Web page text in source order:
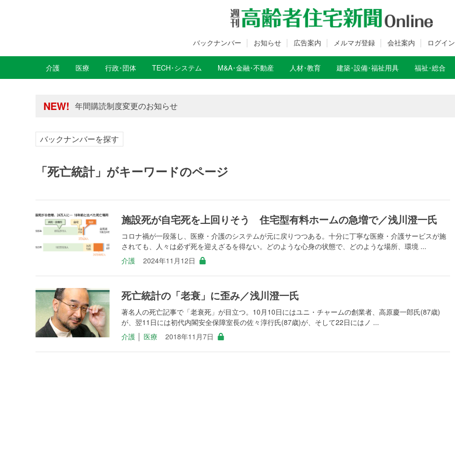
バックナンバー お知らせ 広告案内 メルマガ登録 会社案内 ログイン
介護 医療 行政･団体 TECH･システム M&A･金融･不動産 人材･教育 建築･設備･福祉用具 福祉･総合
NEW!
年間購読制度変更のお知らせ
年間購読制度変更のお知らせ
バックナンバーを探す
「死亡統計」がキーワードのページ
施設死が自宅死を上回りそう 住宅型有料ホームの急増で／浅川澄一氏
コロナ禍が一段落し、医療・介護のシステムが元に戻りつつある。十分に丁寧な医療・介護サービスが施
されても、人々は必ず死を迎えざるを得ない。どのような心身の状態で、どのような場所、環境 ...
介護
2024年11月12日
死亡統計の「老衰」に歪み／浅川澄一氏
著名人の死亡記事で「老衰死」が目立つ。10月10日にはユニ・チャームの創業者、高原慶一郎氏(87歳)
が、翌11日には初代内閣安全保障室長の佐々淳行氏(87歳)が、そして22日にはノ ...
介護
医療 2018年11月7日